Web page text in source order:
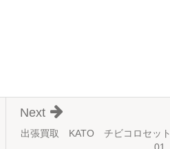
出張買取 KATO チビコロセッ
Next